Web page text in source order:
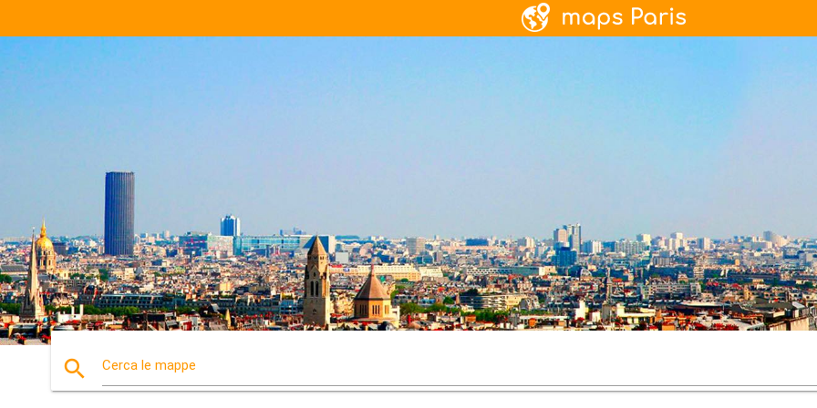
search Cerca le mappe